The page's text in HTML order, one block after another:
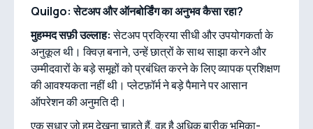
Quilgo: सेटअप और ऑनबोर्डिंग का अनुभव कैसा रहा?
मुहम्मद सफ़ी उल्लाह:सेटअप प्रक्रिया सीधी और उपयोगकर्ता के
अनुकूल थी। क्विज़ बनाने, उन्हें छात्रों के साथ साझा करने और
उम्मीदवारों के बड़े समूहों को प्रबंधित करने के लिए व्यापक प्रशिक्षण
की आवश्यकता नहीं थी। प्लेटफ़ॉर्म ने बड़े पैमाने पर आसान
ऑपरेशन की अनुमति दी।
एक सुधार जो हम देखना चाहते हैं, वह है अधिक बारीक भूमिका-